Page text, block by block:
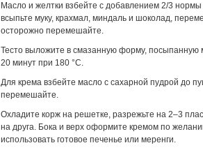
Масло и желтки взбейте с добавлением 2/3 нормы
всыпьте муку, крахмал, миндаль и шоколад,
осторожно перемешайте.
Тесто выложите в смазанную форму, посыпанную
20 минут при 180 °С.
Для крема взбейте масло с сахарной пудрой до
перемешайте.
Охладите корж на решетке, разрежьте на 2–3
на друга. Бока и верх оформите кремом по
использовать готовое печенье или меренги.